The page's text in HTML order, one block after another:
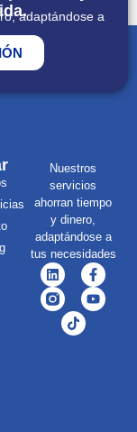
adaptándose a
Nuestros
servicios
ahorran tiempo
y dinero,
adaptándose a
tus necesidades